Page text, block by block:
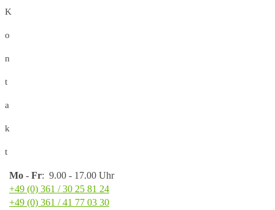
K
o
n
t
a
k
t
Mo - Fr: 9.00 - 17.00 Uhr
+49 (0) 361 / 30 25 81 24
+49 (0) 361 / 41 77 03 30